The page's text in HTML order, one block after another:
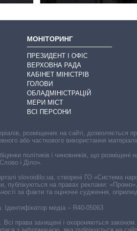
МОНІТОРИНГ
ПРЕЗИДЕНТ І ОФІС
ВЕРХОВНА РАДА
КАБІНЕТ МІНІСТРІВ
ГОЛОВИ
ОБЛАДМІНІСТРАЦІЙ
МЕРИ МІСТ
ВСІ ПЕРСОНИ
Ідентифікатор медіа – R40-05063
Всі права захищені і охороняються
розміщених на сайті, дозволяється
або часткового використання
політиків і чиновників, що
і Діло».
slovoidilo.ua, створені ГО «Система
публікуються на правах реклами:
за факти та оціночні судження,